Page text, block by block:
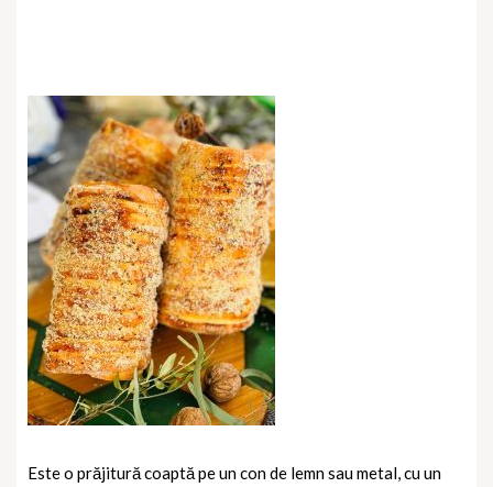
Este o prăjitură coaptă pe un con de lemn sau metal, cu un